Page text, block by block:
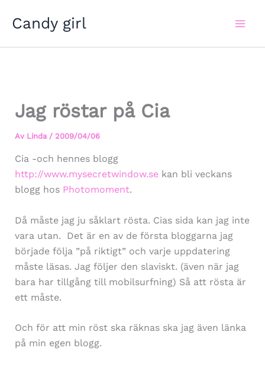
Candy girl
Jag röstar på Cia
Av Linda / 2009/04/06
Cia -och hennes blogg
http://www.mysecretwindow.sekan bli veckans
blogg hos Photomoment.
Då måste jag ju såklart rösta. Cias sida kan jag inte
vara utan. Det är en av de första bloggarna jag
började följa ”på riktigt” och varje uppdatering
måste läsas. Jag följer den slaviskt. (även när jag
bara har tillgång till mobilsurfning) Så att rösta är
ett måste.
Och för att min röst ska räknas ska jag även länka
på min egen blogg.